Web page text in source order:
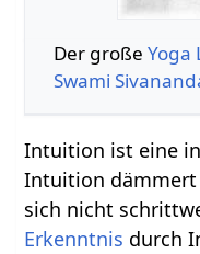
Der große Yoga
Swami
Intuition ist eine
Intuition
sich nicht
Erkenntnis durch